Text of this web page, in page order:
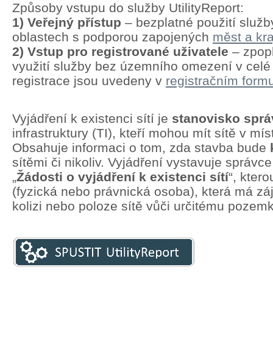
Způsoby vstupu do služby UtilityReport:
1) Veřejný přístup – bezplatné použití
oblastech s podporou zapojených měst a
2) Vstup pro registrované uživatele –
využití služby bez územního omezení v
registrace jsou uvedeny v registračním
Vyjádření k existenci sítí je stanovisko
infrastruktury (TI), kteří mohou mít sítě v
Obsahuje informaci o tom, zda stavba bude
sítěmi či nikoliv. Vyjádření vystavuje
„Žádosti o vyjádření k existenci sítí“,
(fyzická nebo právnická osoba), která má
kolizi nebo poloze sítě vůči určitému